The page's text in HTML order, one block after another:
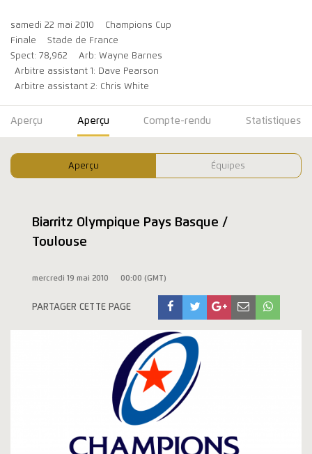
samedi 22 mai 2010
Champions Cup
Finale
Stade de France
Spect: 78,962
Arb: Wayne Barnes
Arbitre assistant 1: Dave Pearson
Arbitre assistant 2: Chris White
Aperçu Aperçu Compte-rendu Statistiques
Aperçu Équipes
Biarritz Olympique Pays Basque /
Toulouse
mercredi 19 mai 2010 00:00 (GMT)
PARTAGER CETTE PAGE